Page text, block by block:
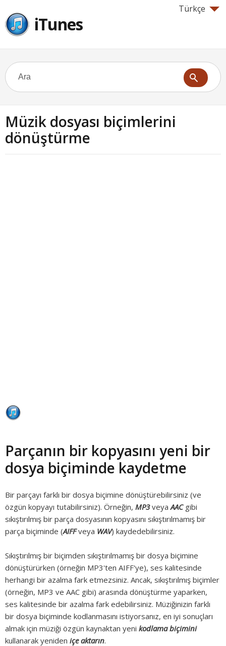
Türkçe
iTunes
Müzik dosyası biçimlerini
dönüştürme
Parçanın bir kopyasını yeni bir
dosya biçiminde kaydetme
Bir parçayı farklı bir dosya biçimine dönüştürebilirsiniz (ve
özgün kopyayı tutabilirsiniz). Örneğin, MP3veyaAACgibi
sıkıştırılmış bir parça dosyasının kopyasını sıkıştırılmamış bir
parça biçiminde (AIFFveya WAV) kaydedebilirsiniz.
Sıkıştırılmış bir biçimden sıkıştırılmamış bir dosya biçimine
dönüştürürken (örneğin MP3'ten AIFF'ye), ses kalitesinde
herhangi bir azalma fark etmezsiniz. Ancak, sıkıştırılmış biçimler
(örneğin, MP3 ve AAC gibi) arasında dönüştürme yaparken,
ses kalitesinde bir azalma fark edebilirsiniz. Müziğinizin farklı
bir dosya biçiminde kodlanmasını istiyorsanız, en iyi sonuçları
almak için müziği özgün kaynaktan yeni kodlama biçimini
kullanarak yeniden içe aktarın.